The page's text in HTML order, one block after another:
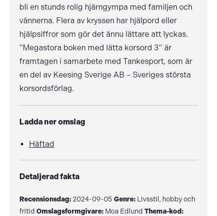
bli en stunds rolig hjärngympa med familjen och
vännerna. Flera av kryssen har hjälpord eller
hjälpsiffror som gör det ännu lättare att lyckas.
”Megastora boken med lätta korsord 3” är
framtagen i samarbete med Tankesport, som är
en del av Keesing Sverige AB – Sveriges största
korsordsförlag.
Ladda ner omslag
Häftad
Detaljerad fakta
Recensionsdag: 2024-09-05 Genre: Livsstil, hobby och
fritid Omslagsformgivare: Moa Edlund Thema-kod: